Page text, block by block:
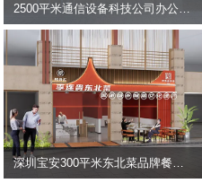
2500平米通信设备科技公司办公室设计 | 宇泰科技